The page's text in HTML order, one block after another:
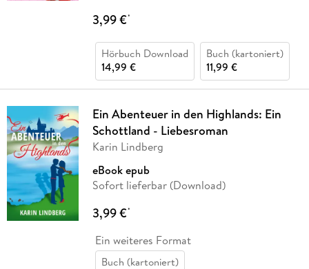
3,99 €*
Hörbuch Download
14,99 €
Buch (kartoniert)
11,99 €
Ein Abenteuer in den Highlands: Ein
Schottland - Liebesroman
Karin Lindberg
eBook epub
Sofort lieferbar (Download)
3,99 €*
Ein weiteres Format
Buch (kartoniert)